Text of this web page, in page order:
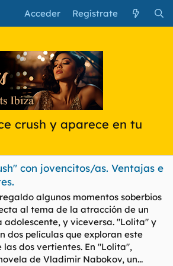
Acceder Regístrate
crush y aparece en tu
con jovencitos/as. Ventajas e
algunos momentos soberbios
al tema de la atracción de un
adolescente, y viceversa. "Lolita" y
dos películas que exploran este
dos vertientes. En "Lolita",
de Vladimir Nabokov, un...